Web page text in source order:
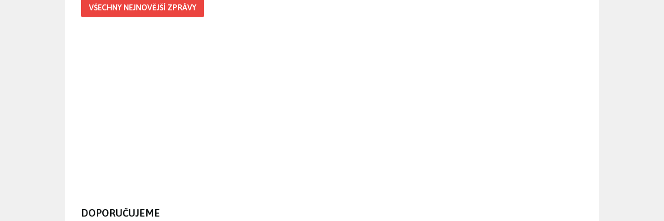
VŠECHNY NEJNOVĚJŠÍ ZPRÁVY
DOPORUČUJEME